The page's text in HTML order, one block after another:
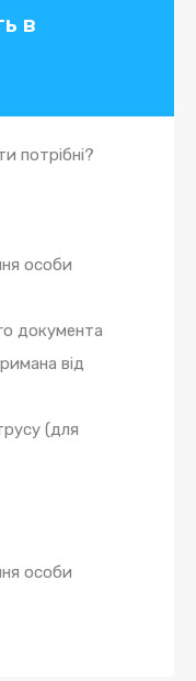
в
потрібні?
особи
документа
від
(для
особи